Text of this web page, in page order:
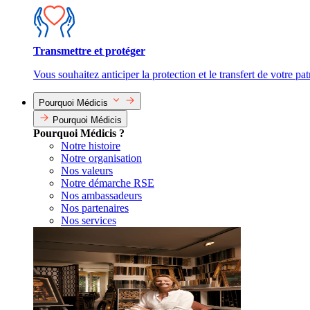
Transmettre et protéger
Vous souhaitez anticiper la protection et le transfert de votre
Pourquoi Médicis
Pourquoi Médicis
Pourquoi Médicis ?
Notre histoire
Notre organisation
Nos valeurs
Notre démarche RSE
Nos ambassadeurs
Nos partenaires
Nos services